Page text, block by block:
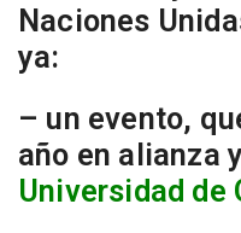
Naciones
ya:
– un evento,
año en alianza
Universidad de